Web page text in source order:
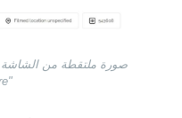
"Newsflare"